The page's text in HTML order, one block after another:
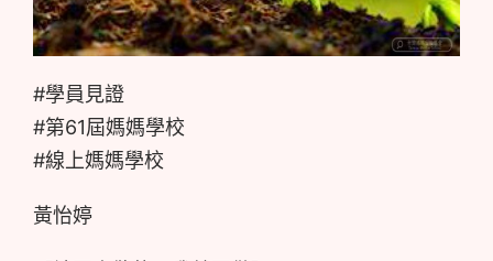
#學員見證
#第61屆媽媽學校
#線上媽媽學校
黃怡婷